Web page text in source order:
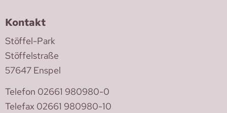
Kontakt
Stöffel-Park
Stöffelstraße
57647 Enspel
Telefon 02661 980980-0
Telefax 02661 980980-10